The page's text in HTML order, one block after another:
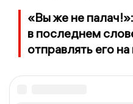
«Вы же не
в последнем
отправлять его